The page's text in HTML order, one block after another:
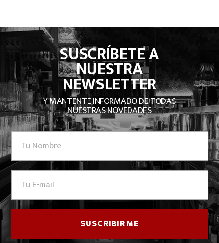
SUSCRÍBETE A
NUESTRA
NEWSLETTER
Y MANTENTE INFORMADO DE TODAS
NUESTRAS NOVEDADES